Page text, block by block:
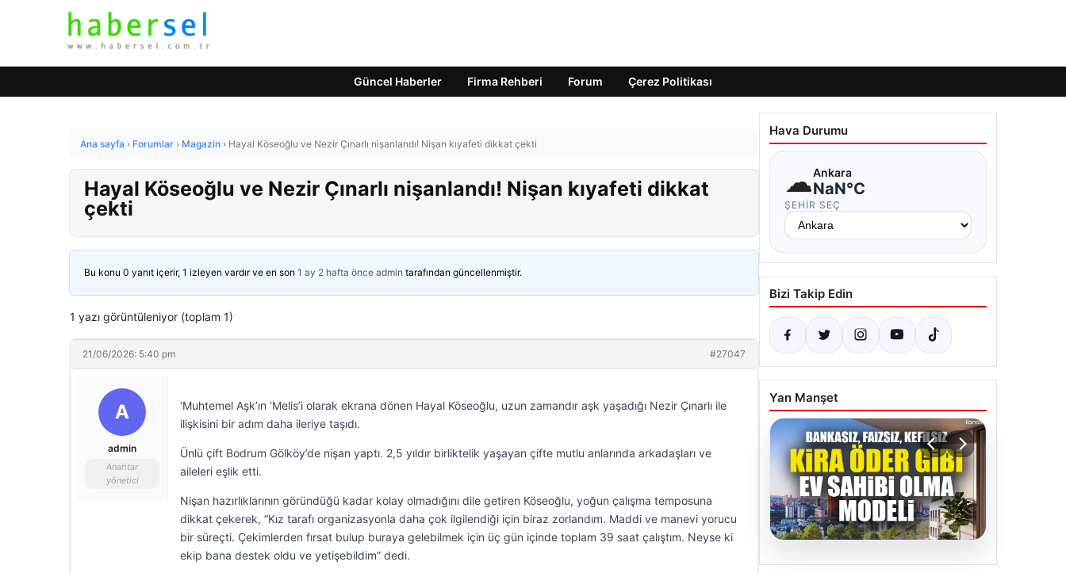
Güncel Haberler Firma Rehberi Forum Çerez Politikası
Ana sayfa › Forumlar › Magazin › Hayal Köseoğlu ve Nezir Çınarlı nişanlandı! Nişan kıyafeti dikkat çekti
Hayal Köseoğlu ve Nezir Çınarlı nişanlandı! Nişan kıyafeti dikkat
çekti
Bu konu 0 yanıt içerir, 1 izleyen vardır ve en son 1 ay 2 hafta önce admin tarafından güncellenmiştir.
1 yazı görüntüleniyor (toplam 1)
21/06/2026: 5:40 pm #27047
A
admin
Anahtar
yönetici
‘Muhtemel Aşk’ın ‘Melis’i olarak ekrana dönen Hayal Köseoğlu, uzun zamandır aşk yaşadığı Nezir Çınarlı ile
ilişkisini bir adım daha ileriye taşıdı.
Ünlü çift Bodrum Gölköy’de nişan yaptı. 2,5 yıldır birliktelik yaşayan çifte mutlu anlarında arkadaşları ve
aileleri eşlik etti.
Nişan hazırlıklarının göründüğü kadar kolay olmadığını dile getiren Köseoğlu, yoğun çalışma temposuna
dikkat çekerek, “Kız tarafı organizasyonla daha çok ilgilendiği için biraz zorlandım. Maddi ve manevi yorucu
bir süreçti. Çekimlerden fırsat bulup buraya gelebilmek için üç gün içinde toplam 39 saat çalıştım. Neyse ki
ekip bana destek oldu ve yetişebildim” dedi.
Hava Durumu
☁Ankara
NaN°C
ŞEHIR SEÇ
Bizi Takip Edin
Yan Manşet